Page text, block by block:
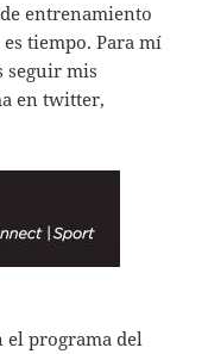
entrenamiento
tiempo. Para mí
seguir mis
en twitter,
el programa del